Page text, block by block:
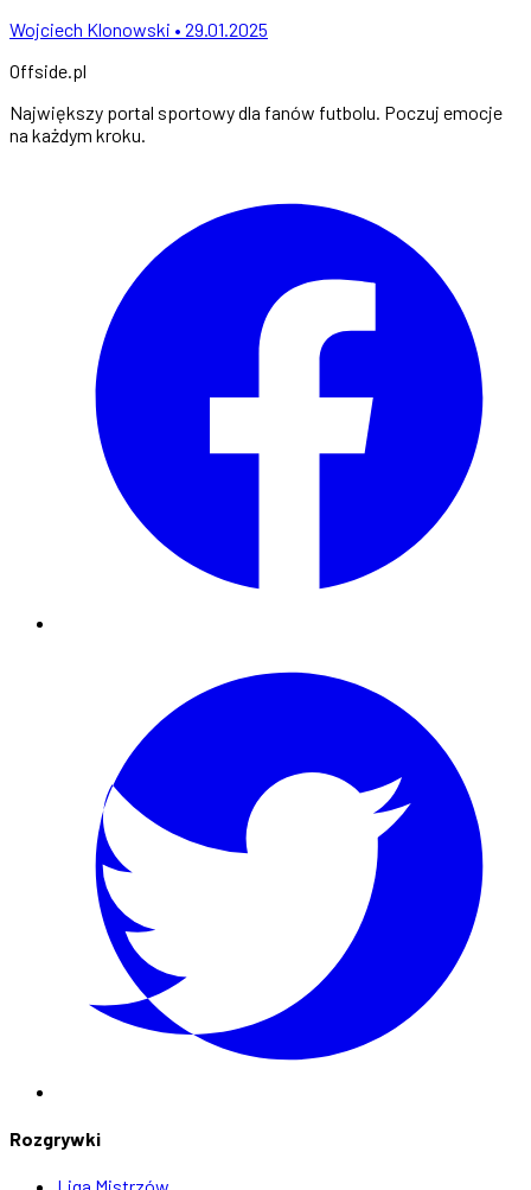
Wojciech Klonowski • 29.01.2025
Offside.pl
Największy portal sportowy dla fanów futbolu. Poczuj emocje
na każdym kroku.
Rozgrywki